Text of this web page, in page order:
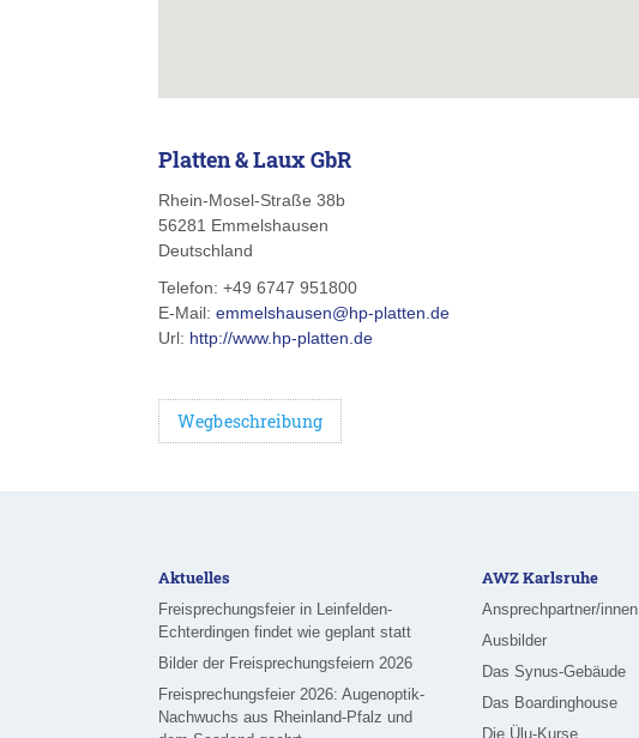
Platten & Laux GbR
Rhein-Mosel-Straße 38b
56281 Emmelshausen
Deutschland
Telefon: +49 6747 951800
E-Mail: emmelshausen@hp-platten.de
Url: http://www.hp-platten.de
Wegbeschreibung
Aktuelles
Freisprechungsfeier in Leinfelden-
Echterdingen findet wie geplant statt
Bilder der Freisprechungsfeiern 2026
Freisprechungsfeier 2026: Augenoptik-
Nachwuchs aus Rheinland-Pfalz und
AWZ Karlsruhe
Ansprechpartner/innen
Ausbilder
Das Synus-Gebäude
Das Boardinghouse
Die Ülu-Kurse